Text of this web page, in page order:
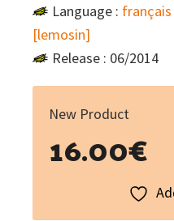
Language : français
[lemosin]
Release : 06/2014
New Product
16.00€